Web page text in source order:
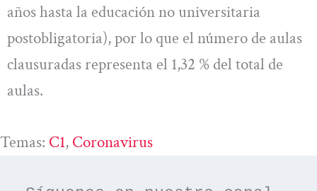
años hasta la educación no universitaria
postobligatoria), por lo que el número de aulas
clausuradas representa el 1,32 % del total de
aulas.
Temas: C1, Coronavirus